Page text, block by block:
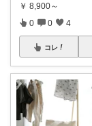
￥ 8,900～
0 0 4
コレ